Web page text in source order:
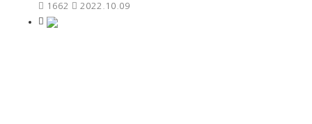
1662
2022.10.09